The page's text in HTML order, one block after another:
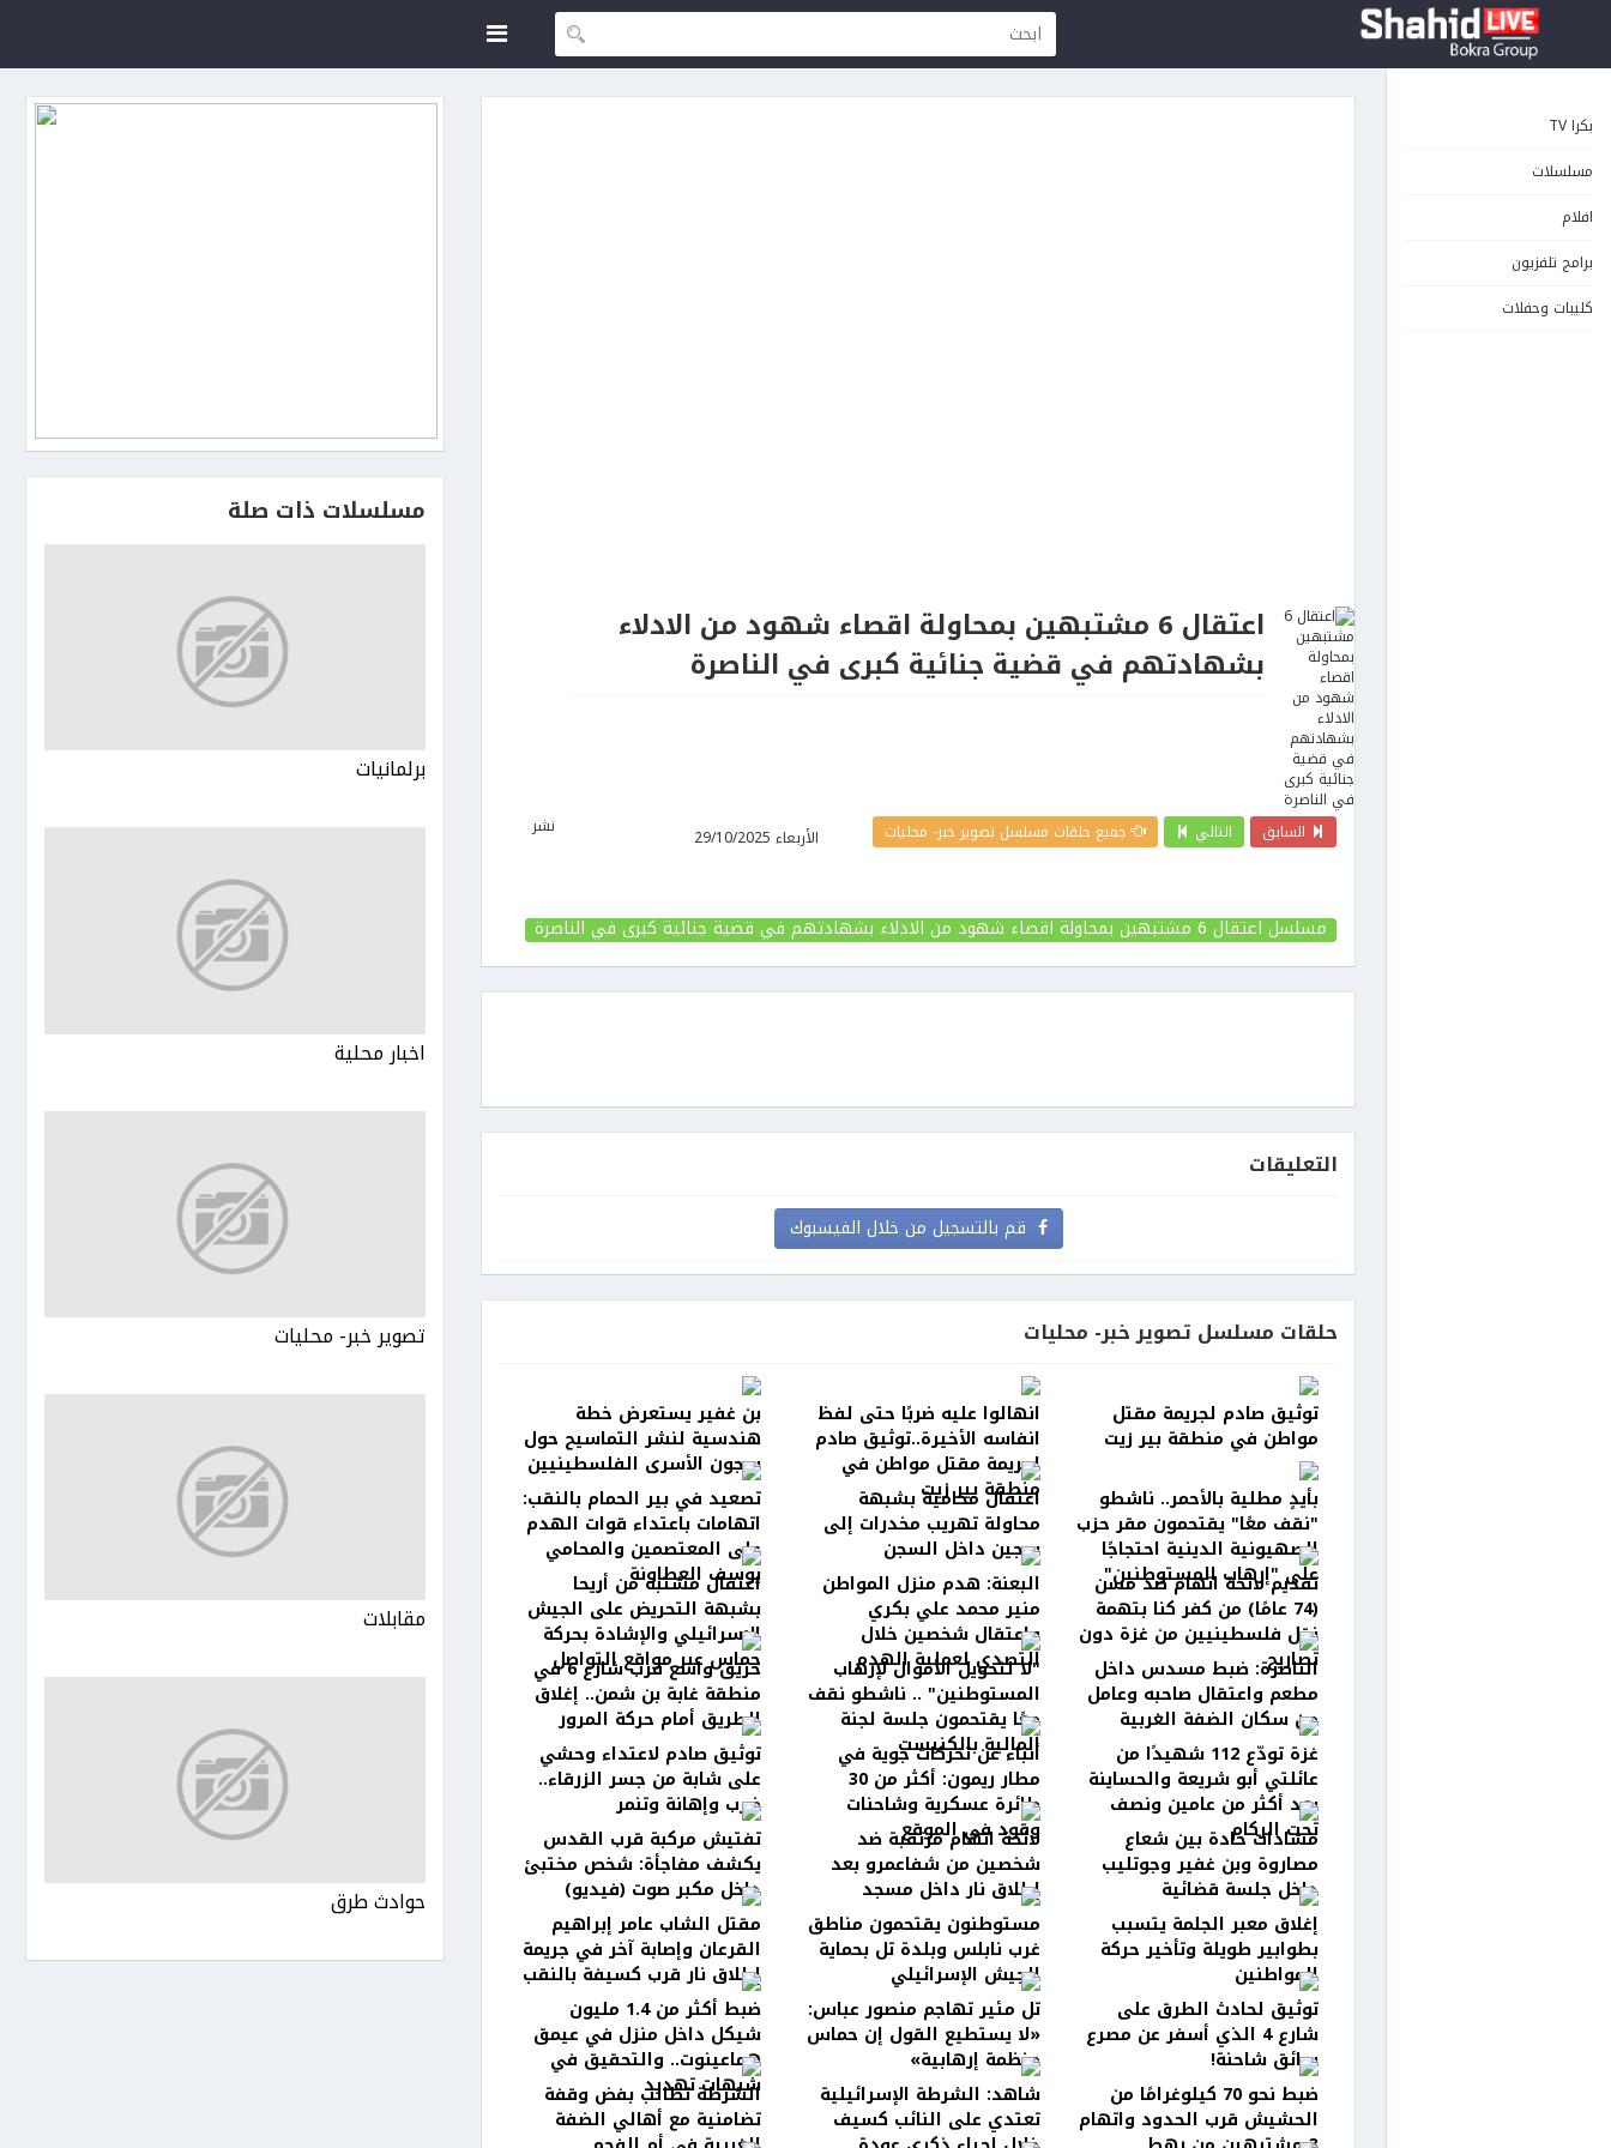
بكرا TV
مسلسلات
افلام
برامج تلفزيون
كليبات وحفلات
اعتقال 6 مشتبهين بمحاولة اقصاء شهود من الادلاء
بشهادتهم في قضية جنائية كبرى في الناصرة
السابق التالي جميع حلقات مسلسل تصوير خبر- محليات نشر الأربعاء 29/10/2025
مسلسل اعتقال 6 مشتبهين بمحاولة اقصاء شهود من الادلاء بشهادتهم في قضية جنائية كبرى في الناصرة
التعليقات
قم بالتسجيل من خلال الفيسبوك
حلقات مسلسل تصوير خبر- محليات
توثيق صادم لجريمة مقتل
مواطن في منطقة بير زيت
انهالوا عليه ضربًا حتى لفظ
انفاسه الأخيرة..توثيق صادم
لجريمة مقتل مواطن في
منطقة بير زيت
بن غفير يستعرض خطة
هندسية لنشر التماسيح حول
سجون الأسرى الفلسطينيين
بأيدٍ مطلية بالأحمر.. ناشطو
"نقف معًا" يقتحمون مقر حزب
الصهيونية الدينية احتجاجًا
على "إرهاب المستوطنين"
اعتقال محامية بشبهة
محاولة تهريب مخدرات إلى
سجين داخل السجن
تصعيد في بير الحمام بالنقب:
اتهامات باعتداء قوات الهدم
على المعتصمين والمحامي
يوسف العطاونة تقديم لائحة اتهام ضد مسن
(74 عامًا) من كفر كنا بتهمة
نقل فلسطينيين من غزة دون
تصاريح
البعنة: هدم منزل المواطن
منير محمد علي بكري
واعتقال شخصين خلال
التصدي لعملية الهدم
اعتقال مشتبه من أريحا
بشبهة التحريض على الجيش
الإسرائيلي والإشادة بحركة
حماس عبر مواقع التواصل الناصرة: ضبط مسدس داخل
مطعم واعتقال صاحبه وعامل
من سكان الضفة الغربية
"لا لتحويل الأموال لإرهاب
المستوطنين" .. ناشطو نقف
معًا يقتحمون جلسة لجنة
المالية بالكنيست
حريق واسع قرب شارع 6 في
منطقة غابة بن شمن.. إغلاق
الطريق أمام حركة المرور
غزة تودّع 112 شهيدًا من
عائلتي أبو شريعة والحساينة
بعد أكثر من عامين ونصف
تحت الركام
أنباء عن تحركات جوية في
مطار ريمون: أكثر من 30
طائرة عسكرية وشاحنات
وقود في الموقع
توثيق صادم لاعتداء وحشي
على شابة من جسر الزرقاء..
ضرب وإهانة وتنمر
مشادات حادة بين شعاع
مصاروة وبن غفير وجوتليب
داخل جلسة قضائية
لائحة اتهام مرتقبة ضد
شخصين من شفاعمرو بعد
إطلاق نار داخل مسجد
تفتيش مركبة قرب القدس
يكشف مفاجأة: شخص مختبئ
داخل مكبر صوت (فيديو)
إغلاق معبر الجلمة يتسبب
بطوابير طويلة وتأخير حركة
المواطنين
مستوطنون يقتحمون مناطق
غرب نابلس وبلدة تل بحماية
الجيش الإسرائيلي
مقتل الشاب عامر إبراهيم
القرعان وإصابة آخر في جريمة
إطلاق نار قرب كسيفة بالنقب
توثيق لحادث الطرق على
شارع 4 الذي أسفر عن مصرع
سائق شاحنة!
تل مئير تهاجم منصور عباس:
«لا يستطيع القول إن حماس
منظمة إرهابية»
ضبط أكثر من 1.4 مليون
شيكل داخل منزل في عيمق
هماعينوت.. والتحقيق في
شبهات تهديد ضبط نحو 70 كيلوغرامًا من
الحشيش قرب الحدود واتهام
شاهد: الشرطة الإسرائيلية
تعتدي على النائب كسيف
الشرطة تطالب بفض وقفة
تضامنية مع أهالي الضفة
مسلسلات ذات صلة
برلمانيات
اخبار محلية
تصوير خبر- محليات
مقابلات
حوادث طرق